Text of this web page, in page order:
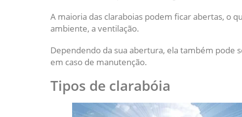
A maioria das claraboias podem ficar abertas, o
ambiente, a ventilação.
Dependendo da sua abertura, ela também pode
em caso de manutenção.
Tipos de clarabóia